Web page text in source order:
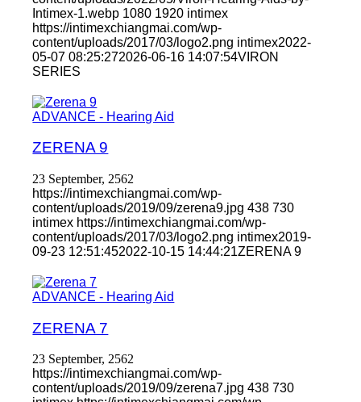
Intimex-1.webp 1080 1920 intimex
https://intimexchiangmai.com/wp-
content/uploads/2017/03/logo2.png intimex2022-
05-07 08:25:272026-06-16 14:07:54VIRON
SERIES
ADVANCE - Hearing Aid
ZERENA 9
23 September, 2562
https://intimexchiangmai.com/wp-
content/uploads/2019/09/zerena9.jpg 438 730
intimex https://intimexchiangmai.com/wp-
content/uploads/2017/03/logo2.png intimex2019-
09-23 12:51:452022-10-15 14:44:21ZERENA 9
ADVANCE - Hearing Aid
ZERENA 7
23 September, 2562
https://intimexchiangmai.com/wp-
content/uploads/2019/09/zerena7.jpg 438 730